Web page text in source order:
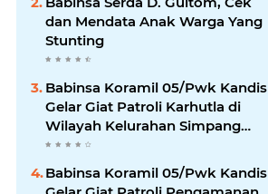
dan Mendata Anak Warga Yang
Stunting
Babinsa Koramil 05/Pwk Kandis
Gelar Giat Patroli Karhutla di
Wilayah Kelurahan Simpang
Belutu
Babinsa Koramil 05/Pwk Kandis